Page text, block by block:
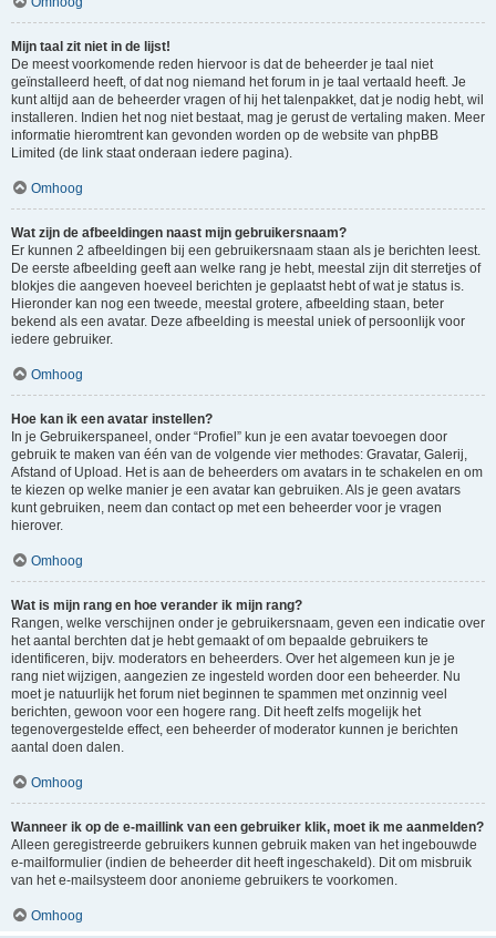
Mijn taal zit niet in de lijst!
De meest voorkomende reden hiervoor is dat de beheerder je taal niet
geïnstalleerd heeft, of dat nog niemand het forum in je taal vertaald heeft. Je
kunt altijd aan de beheerder vragen of hij het talenpakket, dat je nodig hebt, wil
installeren. Indien het nog niet bestaat, mag je gerust de vertaling maken. Meer
informatie hieromtrent kan gevonden worden op de website van phpBB
Limited (de link staat onderaan iedere pagina).
Omhoog
Wat zijn de afbeeldingen naast mijn gebruikersnaam?
Er kunnen 2 afbeeldingen bij een gebruikersnaam staan als je berichten leest.
De eerste afbeelding geeft aan welke rang je hebt, meestal zijn dit sterretjes of
blokjes die aangeven hoeveel berichten je geplaatst hebt of wat je status is.
Hieronder kan nog een tweede, meestal grotere, afbeelding staan, beter
bekend als een avatar. Deze afbeelding is meestal uniek of persoonlijk voor
iedere gebruiker.
Omhoog
Hoe kan ik een avatar instellen?
In je Gebruikerspaneel, onder “Profiel” kun je een avatar toevoegen door
gebruik te maken van één van de volgende vier methodes: Gravatar, Galerij,
Afstand of Upload. Het is aan de beheerders om avatars in te schakelen en om
te kiezen op welke manier je een avatar kan gebruiken. Als je geen avatars
kunt gebruiken, neem dan contact op met een beheerder voor je vragen
hierover.
Omhoog
Wat is mijn rang en hoe verander ik mijn rang?
Rangen, welke verschijnen onder je gebruikersnaam, geven een indicatie over
het aantal berchten dat je hebt gemaakt of om bepaalde gebruikers te
identificeren, bijv. moderators en beheerders. Over het algemeen kun je je
rang niet wijzigen, aangezien ze ingesteld worden door een beheerder. Nu
moet je natuurlijk het forum niet beginnen te spammen met onzinnig veel
berichten, gewoon voor een hogere rang. Dit heeft zelfs mogelijk het
tegenovergestelde effect, een beheerder of moderator kunnen je berichten
aantal doen dalen.
Omhoog
Wanneer ik op de e-maillink van een gebruiker klik, moet ik me aanmelden?
Alleen geregistreerde gebruikers kunnen gebruik maken van het ingebouwde
e-mailformulier (indien de beheerder dit heeft ingeschakeld). Dit om misbruik
van het e-mailsysteem door anonieme gebruikers te voorkomen.
Omhoog